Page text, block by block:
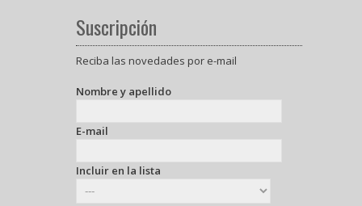
Suscripción
Reciba las novedades por e-mail
Nombre y apellido
E-mail
Incluir en la lista